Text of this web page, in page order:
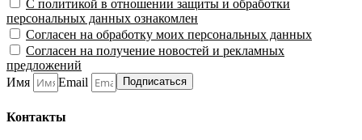
С политикой в отношении защиты и обработки
персональных данных ознакомлен
Согласен на обработку моих персональных данных
Согласен на получение новостей и рекламных
предложений
Имя
Email Подписаться
Контакты